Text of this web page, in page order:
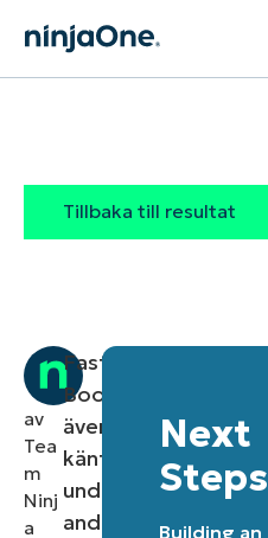
Tillbaka till resultat
av
Tea
m
Ninj
a
Fast
Boot,
även
känt
under
andra
Next
Steps
Building an